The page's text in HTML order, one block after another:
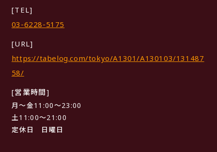
[TEL]
03-6228-5175
[URL]
https://tabelog.com/tokyo/A1301/A130103/131487
58/
[営業時間]
月〜金11:00〜23:00
土11:00〜21:00
定休日 日曜日